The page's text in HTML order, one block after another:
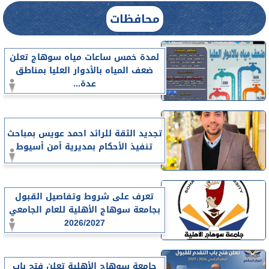
محافظات
لمدة خمس ساعات مياه سوهاج تعلن
ضعف المياه بالأدوار العليا بمناطق
عدة...
تجديد الثقة للرائد احمد عويس بمباحث
تنفيذ الأحكام بمديرية أمن أسيوط
تعرف على شروط وتفاصيل القبول
بجامعة سوهاج الأهلية للعام الجامعي
2026/2027